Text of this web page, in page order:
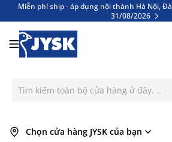
Miễn phí ship - áp dụng nội thành Hà Nội,
31/08/2026
Chọn cửa hàng JYSK của bạn